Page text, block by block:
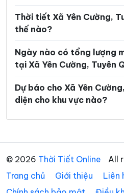
Xã Minh Ngọc
Xã Minh Sơn
Xã Nấm Dẩn
Xã Nghĩa Thuận
Xã Ngọc Long
Xã Pờ Ly Ngài
Thời tiết Xã Yên Cường,
thế nào?
Ngày nào có tổng lượng
tại Xã Yên Cường, Tuyên
Dự báo cho Xã Yên
diện cho khu vực nào?
© 2026 Thời Tiết Online
All
Trang chủ
Giới thiệu
Liên